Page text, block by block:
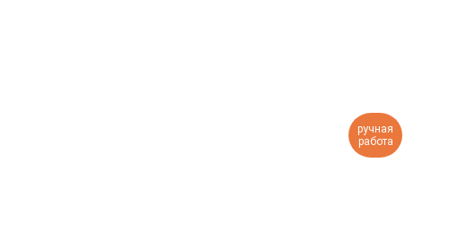
ручная
работа